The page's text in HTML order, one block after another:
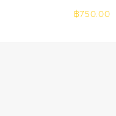
Phosphate AR
฿750.00